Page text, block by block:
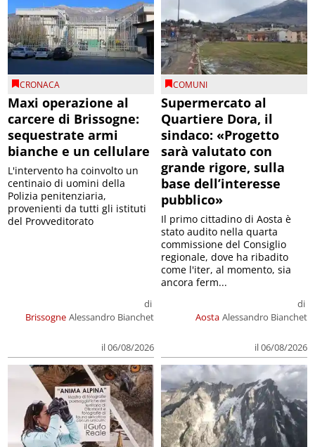
CRONACA
Maxi operazione al
carcere di Brissogne:
sequestrate armi
bianche e un cellulare
Brissogne
di
Alessandro Bianchet
il 06/08/2026
L'intervento ha coinvolto un
centinaio di uomini della
Polizia penitenziaria,
provenienti da tutti gli istituti
del Provveditorato
COMUNI
Supermercato al
Quartiere Dora, il
sindaco: «Progetto
sarà valutato con
grande rigore, sulla
base dell’interesse
pubblico»
Aosta
di
Alessandro Bianchet
il 06/08/2026
Il primo cittadino di Aosta è
stato audito nella quarta
commissione del Consiglio
regionale, dove ha ribadito
come l'iter, al momento, sia
ancora ferm...